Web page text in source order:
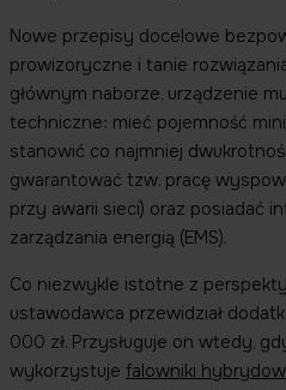
Nowe przepisy docelowe
prowizoryczne i tanie
głównym naborze, urządzenie
techniczne: mieć pojemność
stanowić co najmniej
gwarantować tzw. pracę
przy awarii sieci) oraz posiadać
zarządzania energią (EMS).
Co niezwykle istotne z
ustawodawca przewidział
000 zł. Przysługuje on wtedy,
wykorzystuje falowniki